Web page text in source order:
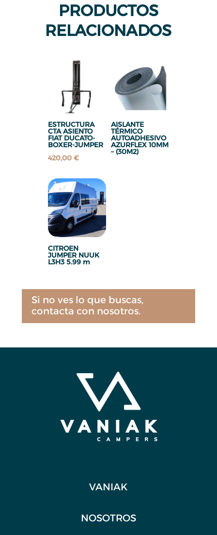
PRODUCTOS
RELACIONADOS
ESTRUCTURA
CTA ASIENTO
FIAT DUCATO-
BOXER-JUMPER
420,00 €
AISLANTE
TÉRMICO
AUTOADHESIVO
AZURFLEX 10MM
– (30M2)
CITROEN
JUMPER NUUK
L3H3 5.99 m
Si no ves lo que buscas,
contacta con nosotros.
VANIAK
NOSOTROS